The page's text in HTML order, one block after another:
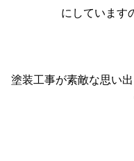
にしています
塗装工事が素敵な思い